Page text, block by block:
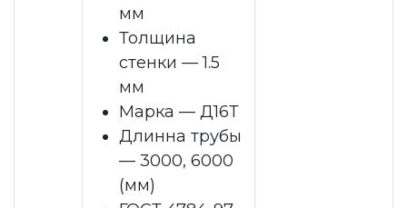
мм
Толщина
стенки — 1.5
мм
Марка — Д16Т
Длинна трубы
— 3000, 6000
(мм)